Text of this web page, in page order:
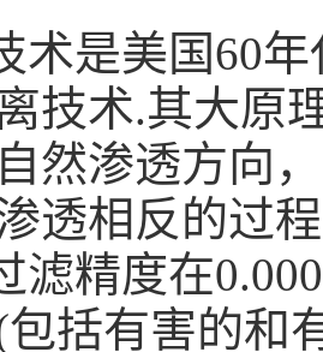
术是美国60
技术.其大原
然渗透方向
透相反的过
滤精度在
括有害的和